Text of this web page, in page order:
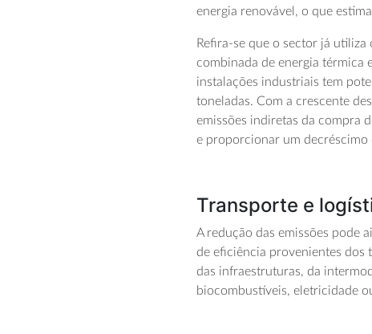
energia renovável, o queestima
Refira-se que o sector já
combinada de energia térmica
instalações industriais tem
toneladas. Coma crescente
emissões indiretas da compra
e proporcionar um decréscimo
Transporte e
A reduçãodas emissões pode
de eficiência provenientes dos
das infraestruturas, da i
biocombustíveis, eletricidade